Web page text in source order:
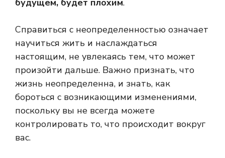
будущем, будет плохим.
Справиться с неопределенностью означает
научиться жить и наслаждаться
настоящим, не увлекаясь тем, что может
произойти дальше. Важно признать, что
жизнь неопределенна, и знать, как
бороться с возникающими изменениями,
поскольку вы не всегда можете
контролировать то, что происходит вокруг
вас.